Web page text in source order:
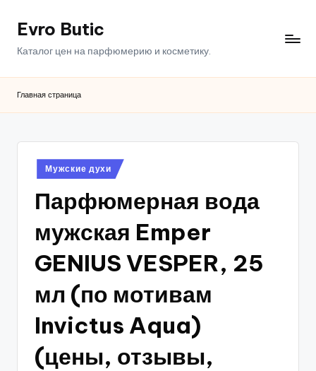
ПерейтиEvro Butic
Каталог цен на парфюмерию и косметику.
Главная страница
Опубликовано
в
Мужские духи
Парфюмерная вода
мужская Emper
GENIUS VESPER, 25
мл (по мотивам
Invictus Aqua)
(цены, отзывы,